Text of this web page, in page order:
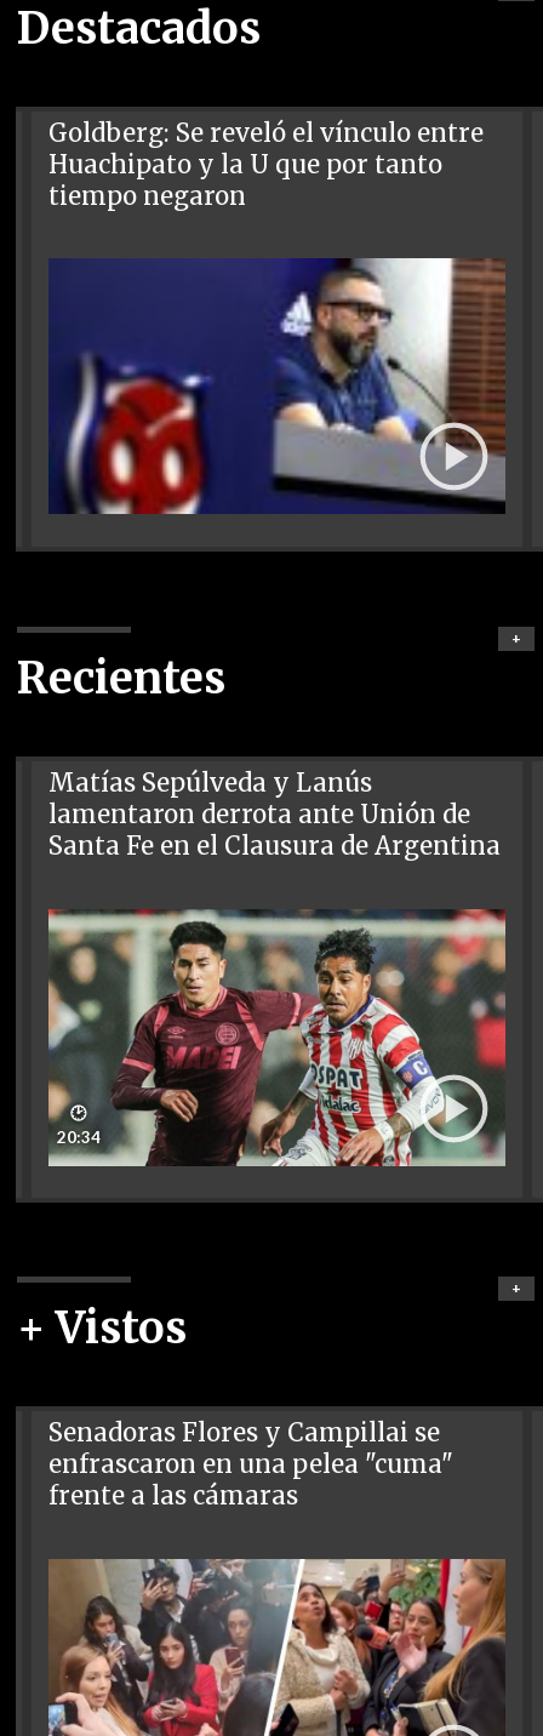
Destacados
Goldberg: Se reveló el vínculo entre
Huachipato y la U que por tanto
tiempo negaron
Recientes
+
Matías Sepúlveda y Lanús
lamentaron derrota ante Unión de
Santa Fe en el Clausura de Argentina
🕑
20:34
+ Vistos
+
Senadoras Flores y Campillai se
enfrascaron en una pelea "cuma"
frente a las cámaras